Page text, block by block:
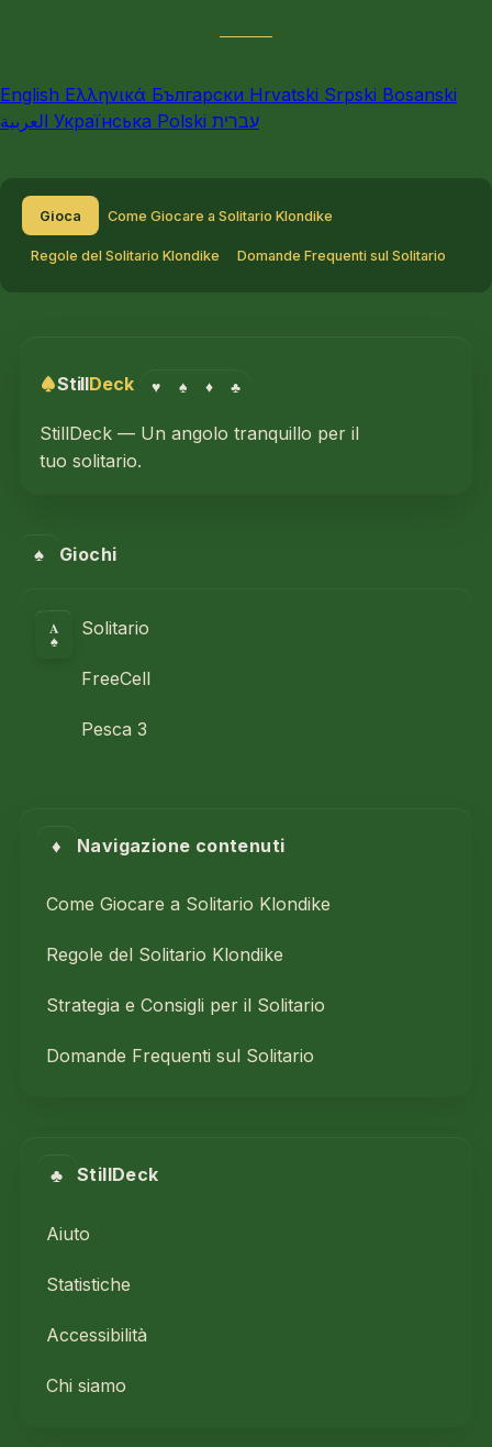
English Ελληνικά Български Hrvatski Srpski Bosanski
Українська Polski עברית
Gioca Come Giocare a Solitario Klondike
Regole del Solitario Klondike Domande Frequenti sul Solitario
StillDeck ♥ ♠ ♦ ♣
StillDeck — Un angolo tranquillo per il
tuo solitario.
♠ Giochi
A
♠
Solitario
FreeCell
Pesca 3
♦ Navigazione contenuti
Come Giocare a Solitario Klondike
Regole del Solitario Klondike
Strategia e Consigli per il Solitario
Domande Frequenti sul Solitario
♣ StillDeck
Aiuto
Statistiche
Accessibilità
Chi siamo